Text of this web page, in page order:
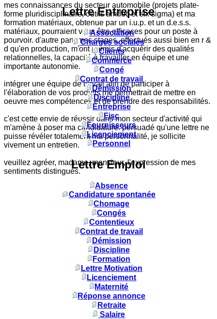
mes connaissances du secteur automobile (projets plate-
forme pluridisciplinaire, outils amdec et six sigma) et ma
formation matériaux, obtenue par un i.u.p. et un d.e.s.s.
matériaux, pourraient vous être efficaces pour un poste à
pourvoir. d'autre part, mes stages, effectués aussi bien en r &
d qu'en production, m'ont permis d'acquérir des qualités
relationnelles, la capacité à travailler en équipe et une
importante autonomie.
intégrer une équipe de travail afin de participer à
l'élaboration de vos produits me permettrait de mettre en
oeuvre mes compétences et de prendre des responsabilités.
c'est cette envie de réussir dans mon secteur d'activité qui
m'amène à poser ma candidature. persuadé qu'une lettre ne
puisse révéler totalement ma personnalité, je sollicite
vivement un entretien.
veuillez agréer, madame, monsieur, l'expression de mes
sentiments distingués.
Lettre Entreprise
Association
Charges sociales
Clients
Commerce
Congé
Contrat de travail
Démission
Discipline
Entreprise
Fisc
Fournisseurs
Licenciement
Personnel
Lettre Emploi
Absence
Candidature spontanée
Chomage
Congés
Contentieux
Contrat de travail
Démission
Discipline
Formation
Lettre Motivation
Licenciement
Maternité
Réponse annonce
Retraite
Salaire